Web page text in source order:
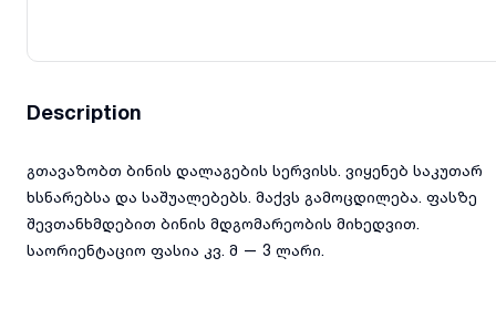
Description
გთავაზობთ ბინის დალაგების სერვისს. ვიყენებ საკუთარ
ხსნარებსა და საშუალებებს. მაქვს გამოცდილება. ფასზე
შევთანხმდებით ბინის მდგომარეობის მიხედვით.
საორიენტაციო ფასია კვ. მ — 3 ლარი.